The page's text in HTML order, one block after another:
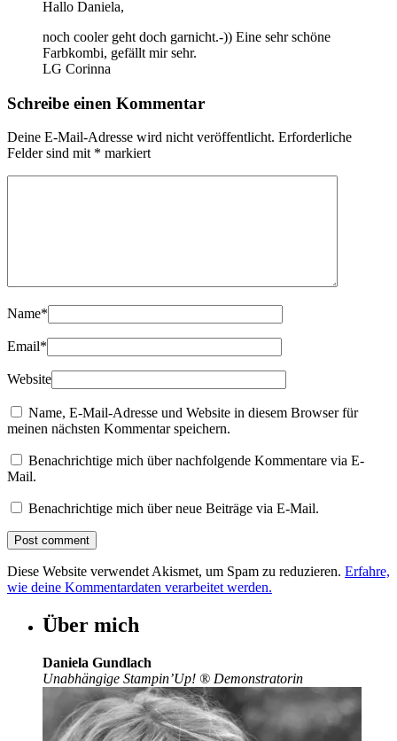
Hallo Daniela,
noch cooler geht doch garnicht.-)) Eine sehr schöne
Farbkombi, gefällt mir sehr.
LG Corinna
Schreibe einen Kommentar
Deine E-Mail-Adresse wird nicht veröffentlicht. Erforderliche
Felder sind mit * markiert
Name*
Email*
Website
Name, E-Mail-Adresse und Website in diesem Browser für
meinen nächsten Kommentar speichern.
Benachrichtige mich über nachfolgende Kommentare via E-
Mail.
Benachrichtige mich über neue Beiträge via E-Mail.
Diese Website verwendet Akismet, um Spam zu reduzieren. Erfahre,
wie deine Kommentardaten verarbeitet werden.
Über mich
Daniela Gundlach
Unabhängige Stampin’Up! ® Demonstratorin